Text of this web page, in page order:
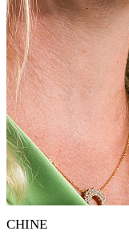
CHINE